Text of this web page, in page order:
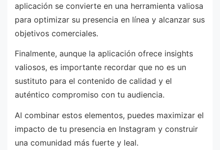
aplicación se convierte en una herramienta valiosa
para optimizar su presencia en línea y alcanzar sus
objetivos comerciales.
Finalmente, aunque la aplicación ofrece insights
valiosos, es importante recordar que no es un
sustituto para el contenido de calidad y el
auténtico compromiso con tu audiencia.
Al combinar estos elementos, puedes maximizar el
impacto de tu presencia en Instagram y construir
una comunidad más fuerte y leal.